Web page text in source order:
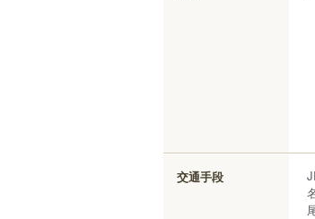
交通手段